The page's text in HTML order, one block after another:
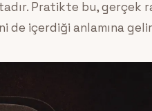
Pratikte bu, gerçek
de içerdiği anlamına